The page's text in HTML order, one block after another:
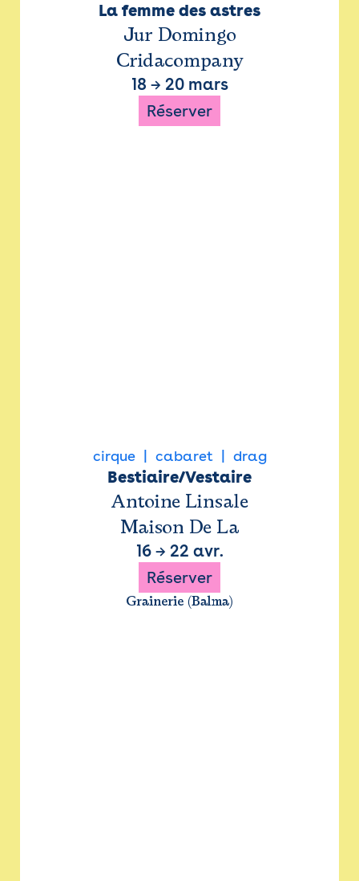
La femme des astres
Jur Domingo
Cridacompany
18 → 20 mars
Réserver
cirque cabaret drag
Bestiaire/Vestaire
Antoine Linsale
Maison De La
16→ 22 avr.
Réserver
Grainerie (Balma)